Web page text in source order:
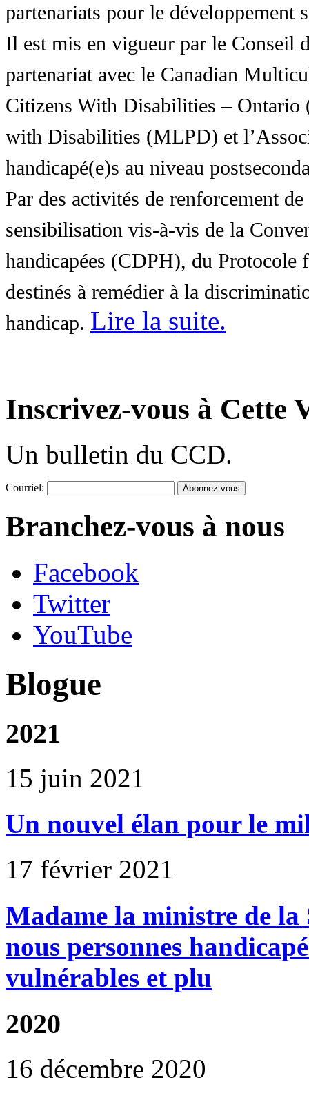
partenariats pour le développement
Il est mis en vigueur par le Conseil
partenariat avec le Canadian
Citizens With Disabilities – Ontario
with Disabilities (MLPD) et
handicapé(e)s au niveau
Par des activités de renforcement
sensibilisation vis-à-vis de la
handicapées (CDPH), du Protocole
destinés à remédier à la
handicap. Lire la suite.
Inscrivez-vous à Cette
Un bulletin du CCD.
Courriel:
Branchez-vous à nous
Facebook
Twitter
YouTube
Blogue
2021
15 juin 2021
Un nouvel élan pour le
17 février 2021
Madame la ministre de la
nous personnes
vulnérables et plu
2020
16 décembre 2020